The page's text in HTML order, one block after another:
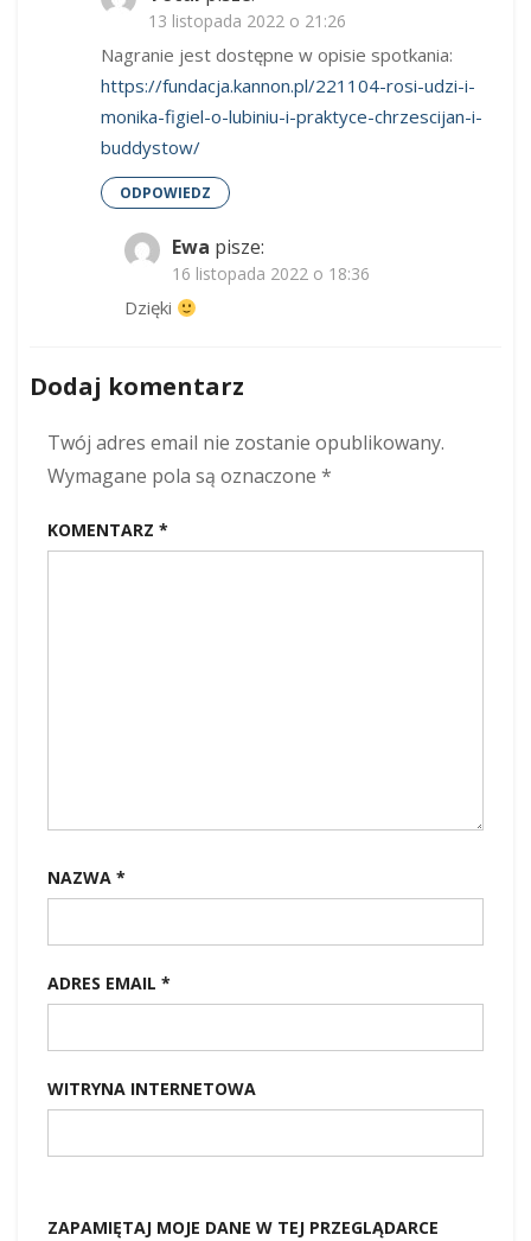
13 listopada 2022 o 21:26
Nagranie jest dostępne w opisie spotkania:
https://fundacja.kannon.pl/221104-rosi-udzi-i-
monika-figiel-o-lubiniu-i-praktyce-chrzescijan-i-
buddystow/
ODPOWIEDZ
Ewa pisze:
16 listopada 2022 o 18:36
Dzięki
Dodaj komentarz
Twój adres email nie zostanie opublikowany.
Wymagane pola są oznaczone *
KOMENTARZ *
NAZWA *
ADRES EMAIL *
WITRYNA INTERNETOWA
ZAPAMIĘTAJ MOJE DANE W TEJ PRZEGLĄDARCE